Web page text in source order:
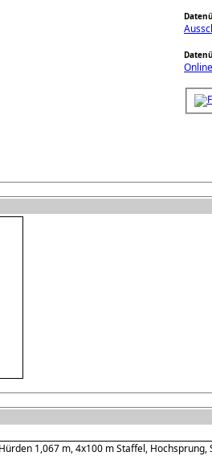
1,067 m, 4x100 m Staffel,